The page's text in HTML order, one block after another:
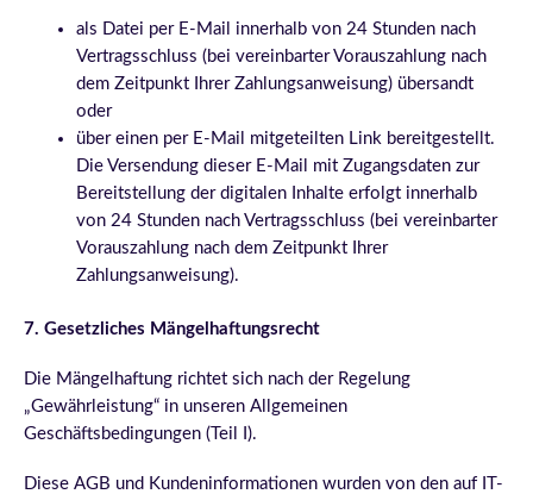
als Datei per E-Mail innerhalb von 24 Stunden nach
Vertragsschluss (bei vereinbarter Vorauszahlung nach
dem Zeitpunkt Ihrer Zahlungsanweisung) übersandt
oder
über einen per E-Mail mitgeteilten Link bereitgestellt.
Die Versendung dieser E-Mail mit Zugangsdaten zur
Bereitstellung der digitalen Inhalte erfolgt innerhalb
von 24 Stunden nach Vertragsschluss (bei vereinbarter
Vorauszahlung nach dem Zeitpunkt Ihrer
Zahlungsanweisung).
7. Gesetzliches Mängelhaftungsrecht
Die Mängelhaftung richtet sich nach der Regelung
„Gewährleistung“ in unseren Allgemeinen
Geschäftsbedingungen (Teil I).
Diese AGB und Kundeninformationen wurden von den auf IT-